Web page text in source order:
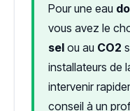
Pour une eau
vous avez le
sel ou au CO2
installateurs de
intervenir
conseil à un